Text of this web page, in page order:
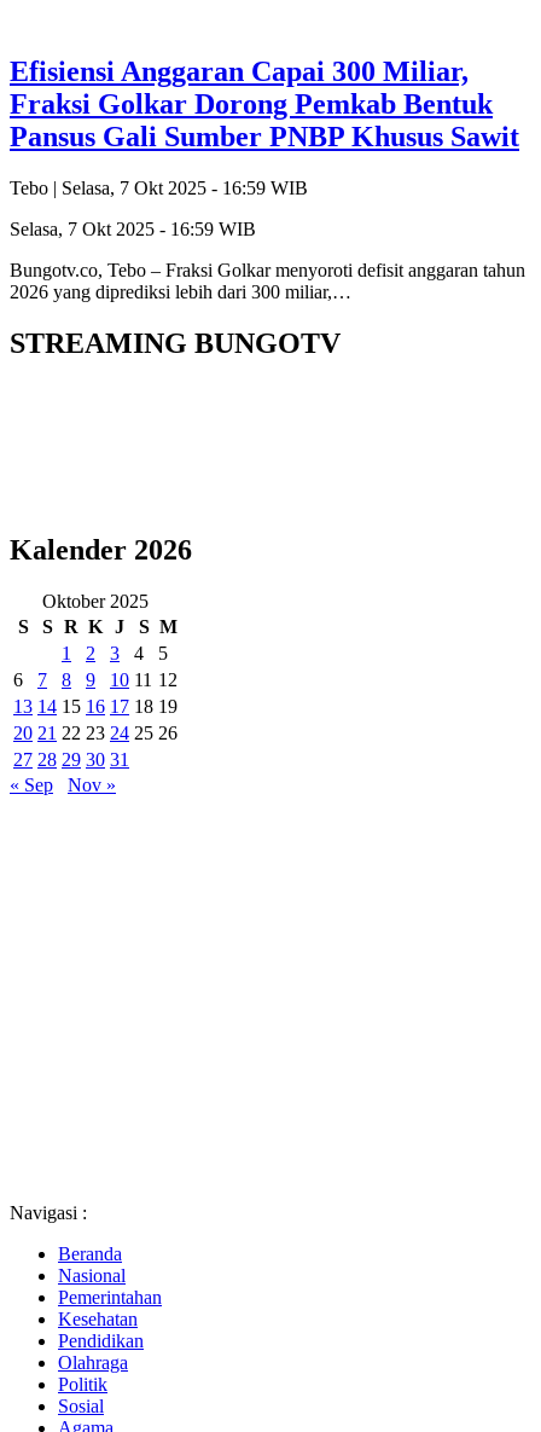
Efisiensi Anggaran Capai 300 Miliar,
Fraksi Golkar Dorong Pemkab Bentuk
Pansus Gali Sumber PNBP Khusus Sawit
Tebo | Selasa, 7 Okt 2025 - 16:59 WIB
Selasa, 7 Okt 2025 - 16:59 WIB
Bungotv.co, Tebo – Fraksi Golkar menyoroti defisit anggaran tahun
2026 yang diprediksi lebih dari 300 miliar,…
STREAMING BUNGOTV
Kalender 2026
Oktober 2025
S
S R K J S M
1
2 3 4
5
6
7 8 9 10 11 12
13 14 15 16 17 18 19
20 21 22 23 24 25 26
27 28 29 30 31
« Sep
Nov »
Navigasi :
Beranda
Nasional
Pemerintahan
Kesehatan
Pendidikan
Olahraga
Politik
Sosial
Agama